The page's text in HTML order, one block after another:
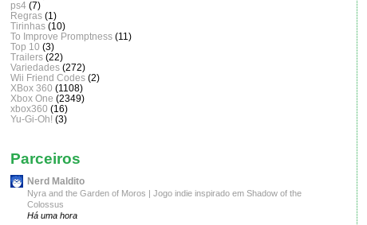
ps4 (7)
Regras (1)
Tirinhas (10)
To Improve Promptness (11)
Top 10 (3)
Trailers (22)
Variedades (272)
Wii Friend Codes (2)
XBox 360 (1108)
Xbox One (2349)
xbox360 (16)
Yu-Gi-Oh! (3)
Parceiros
Nerd Maldito
Nyra and the Garden of Moros | Jogo indie inspirado em Shadow of the
Colossus
Há uma hora